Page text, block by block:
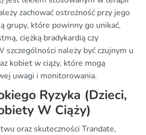
zachować ostrożność przy jego
grupy, które powinny go unikać,
ciężką bradykardią czy
szczególności należy być czujnym u
kobiet w ciąży, które mogą
uwagi i monitorowania.
Ryzyka (Dzieci,
W Ciąży)
oraz skuteczności Trandate,